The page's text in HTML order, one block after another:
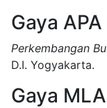
Gaya APA
Perkembangan
D.I. Yogyakarta.
Gaya MLA